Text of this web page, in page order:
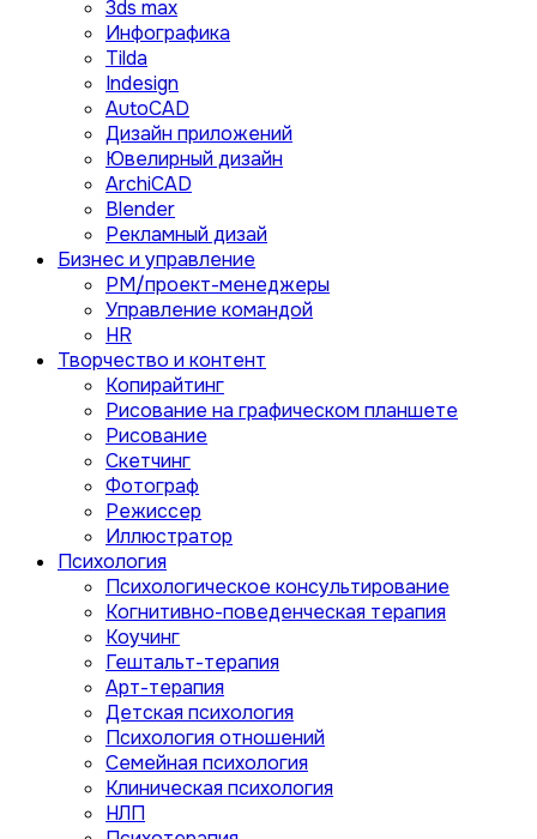
3ds max
Инфографика
Tilda
Indesign
AutoCAD
Дизайн приложений
Ювелирный дизайн
ArchiCAD
Blender
Рекламный дизай
Бизнес и управление
PM/проект-менеджеры
Управление командой
HR
Творчество и контент
Копирайтинг
Рисование на графическом планшете
Рисование
Скетчинг
Фотограф
Режиссер
Иллюстратор
Психология
Психологическое консультирование
Когнитивно-поведенческая терапия
Коучинг
Гештальт-терапия
Арт-терапия
Детская психология
Психология отношений
Семейная психология
Клиническая психология
НЛП